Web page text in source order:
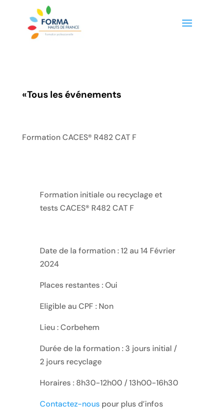
«Tous les événements
Formation CACES® R482 CAT F
Formation initiale ou recyclage et
tests CACES® R482 CAT F
Date de la formation : 12 au 14 Février
2024
Places restantes : Oui
Eligible au CPF : Non
Lieu : Corbehem
Durée de la formation : 3 jours initial /
2 jours recyclage
Horaires : 8h30-12h00 / 13h00-16h30
Contactez-nouspour plus d’infos